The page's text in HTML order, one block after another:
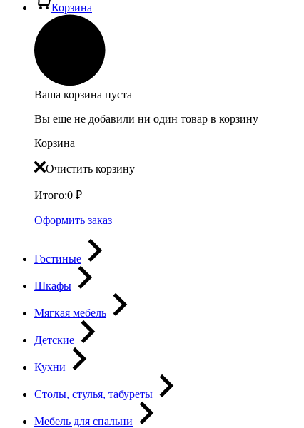
Корзина
Ваша корзина пуста
Вы еще не добавили ни один товар в корзину
Корзина
Очистить корзину
Итого:0 ₽
Оформить заказ
Гостиные
Шкафы
Мягкая мебель
Детские
Кухни
Столы, стулья, табуреты
Мебель для спальни